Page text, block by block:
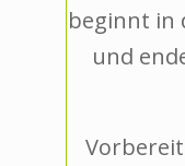
beginnt in
und